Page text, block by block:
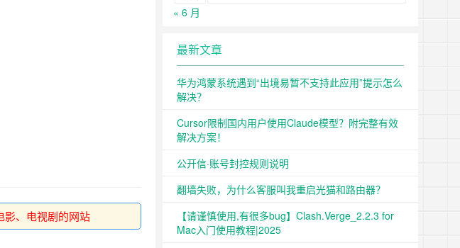
影、电视剧的网站
« 6 月
最新文章
华为鸿蒙系统遇到“出境易暂不支持此应用”提示怎么
解决？
Cursor限制国内用户使用Claude模型？附完整有效
解决方案！
公开信·账号封控规则说明
翻墙失败，为什么客服叫我重启光猫和路由器？
【请谨慎使用,有很多bug】Clash.Verge_2.2.3 for
Mac入门使用教程|2025